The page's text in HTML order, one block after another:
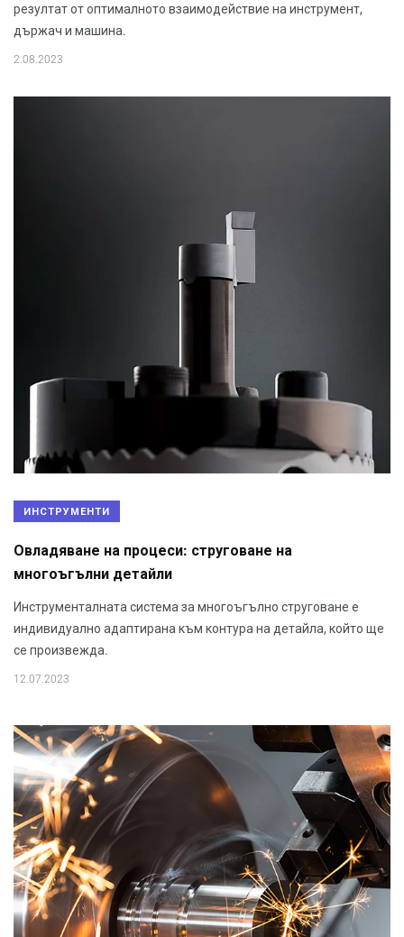
резултат от оптималното взаимодействие на инструмент,
държач и машина.
2.08.2023
ИНСТРУМЕНТИ
Овладяване на процеси: струговане на
многоъгълни детайли
Инструменталната система за многоъгълно струговане е
индивидуално адаптирана към контура на детайла, който ще
се произвежда.
12.07.2023